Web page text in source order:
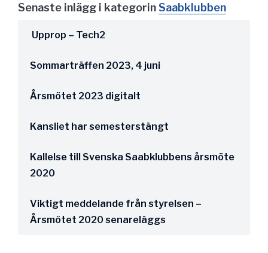
Senaste inlägg i kategorinSaabklubben
Upprop – Tech2
Sommarträffen 2023, 4 juni
Årsmötet 2023 digitalt
Kansliet har semesterstängt
Kallelse till Svenska Saabklubbens årsmöte
2020
Viktigt meddelande från styrelsen –
Årsmötet 2020 senareläggs